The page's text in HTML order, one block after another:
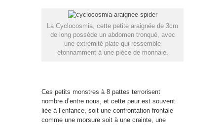
La Cyclocosmia, cette petite araignée de 3cm
de long possède un abdomen tronqué, avec
une extrémité plate qui ressemble
étonnamment à une pièce de monnaie.
Ces petits monstres à 8 pattes terrorisent
nombre d’entre nous, et cette peur est souvent
liée à l’enfance, soit une confrontation frontale
comme une morsure soit à une crainte, une